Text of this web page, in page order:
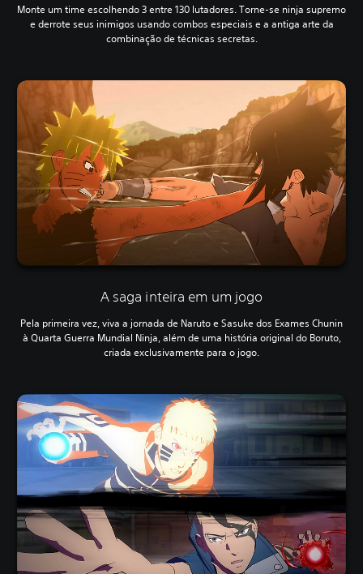
Monte um time escolhendo 3 entre 130 lutadores. Torne-se ninja supremo
e derrote seus inimigos usando combos especiais e a antiga arte da
combinação de técnicas secretas.
A saga inteira em um jogo
Pela primeira vez, viva a jornada de Naruto e Sasuke dos Exames Chunin
à Quarta Guerra Mundial Ninja, além de uma história original do Boruto,
criada exclusivamente para o jogo.